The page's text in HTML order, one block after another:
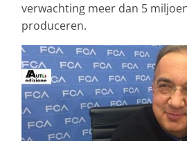
verwachting meer dan 5
produceren.